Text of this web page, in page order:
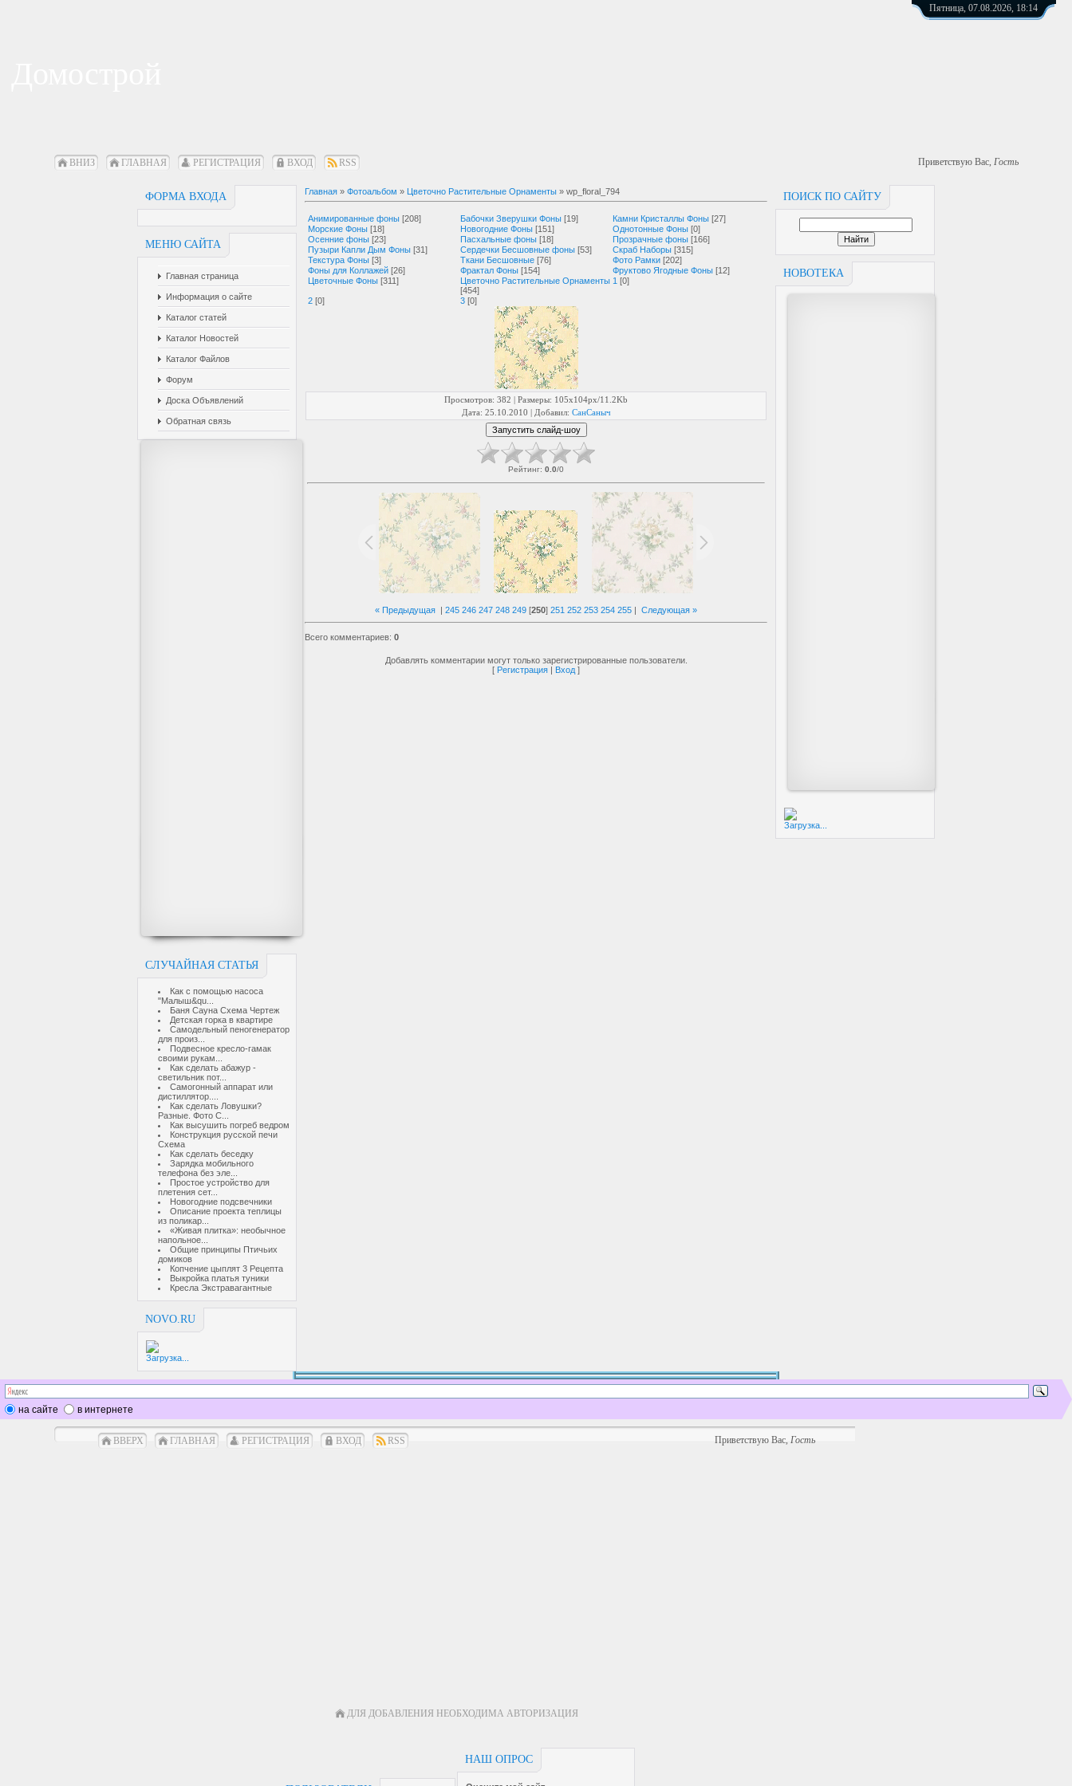
Пятница, 07.08.2026, 18:14
ВНИЗ ГЛАВНАЯ РЕГИСТРАЦИЯ ВХОД RSS Приветствую Вас, Гость
ФОРМА ВХОДА
МЕНЮ САЙТА
Главная страница
Информация о сайте
Каталог статей
Каталог Новостей
Каталог Файлов
Форум
Доска Объявлений
Обратная связь
СЛУЧАЙНАЯ СТАТЬЯ
Как с помощью насоса
"Малыш&qu...
Баня Сауна Схема Чертеж
Детская горка в квартире
Самодельный пеногенератор
для произ...
Подвесное кресло-гамак
своими рукам...
Как сделать абажур -
светильник пот...
Самогонный аппарат или
дистиллятор....
Как сделать Ловушки?
Разные. Фото С...
Как высушить погреб ведром
Конструкция русской печи
Схема
Как сделать беседку
Зарядка мобильного
телефона без эле...
Простое устройство для
плетения сет...
Новогодние подсвечники
Описание проекта теплицы
из поликар...
«Живая плитка»: необычное
напольное...
Общие принципы Птичьих
домиков
Копчение цыплят 3 Рецепта
Выкройка платья туники
Кресла Экстравагантные
NOVO.RU
Загрузка...
ПОИСК ПО САЙТУ
НОВОТЕКА
Загрузка...
Главная » Фотоальбом » Цветочно Растительные Орнаменты » wp_floral_794
Анимированные фоны [208] Бабочки Зверушки Фоны [19] Камни Кристаллы Фоны [27]
Морские Фоны [18] Новогодние Фоны [151] Однотонные Фоны [0]
Осенние фоны [23] Пасхальные фоны [18] Прозрачные фоны [166]
Пузыри Капли Дым Фоны [31] Сердечки Бесшовные фоны [53] Скраб Наборы [315]
Текстура Фоны [3] Ткани Бесшовные [76] Фото Рамки [202]
Фоны для Коллажей [26] Фрактал Фоны [154] Фруктово Ягодные Фоны [12]
Цветочные Фоны [311]
Цветочно Растительные Орнаменты
[454]
1 [0]
2 [0] 3 [0]
Просмотров: 382 | Размеры: 105x104px/11.2Kb
Дата: 25.10.2010 | Добавил: СанСаныч
Рейтинг: 0.0/0
« Предыдущая | 245 246 247 248 249 [250] 251 252 253 254 255 | Следующая »
Всего комментариев: 0
Добавлять комментарии могут только зарегистрированные пользователи.
[ Регистрация | Вход ]
на сайте в интернете
ВВЕРХ ГЛАВНАЯ РЕГИСТРАЦИЯ ВХОД RSS Приветствую Вас,Гость
ДЛЯ ДОБАВЛЕНИЯ НЕОБХОДИМА АВТОРИЗАЦИЯ
НАШ ОПРОС